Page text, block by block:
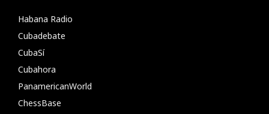
Habana Radio
Cubadebate
CubaSí
Cubahora
PanamericanWorld
ChessBase